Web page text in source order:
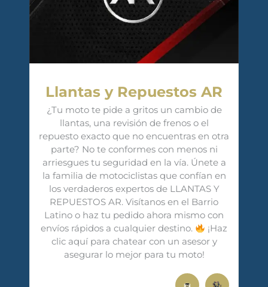
Llantas y Repuestos AR
¿Tu moto te pide a gritos un cambio de
llantas, una revisión de frenos o el
repuesto exacto que no encuentras en otra
parte? No te conformes con menos ni
arriesgues tu seguridad en la vía. Únete a
la familia de motociclistas que confían en
los verdaderos expertos de LLANTAS Y
REPUESTOS AR. Visítanos en el Barrio
Latino o haz tu pedido ahora mismo con
envíos rápidos a cualquier destino.
¡Haz
clic aquí para chatear con un asesor y
asegurar lo mejor para tu moto!